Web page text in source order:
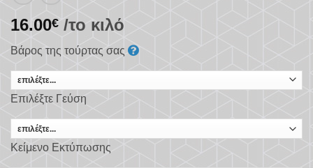
16.00€ /το κιλό
Βάρος της τούρτας σας
Επιλέξτε Γεύση
Κείμενο Εκτύπωσης